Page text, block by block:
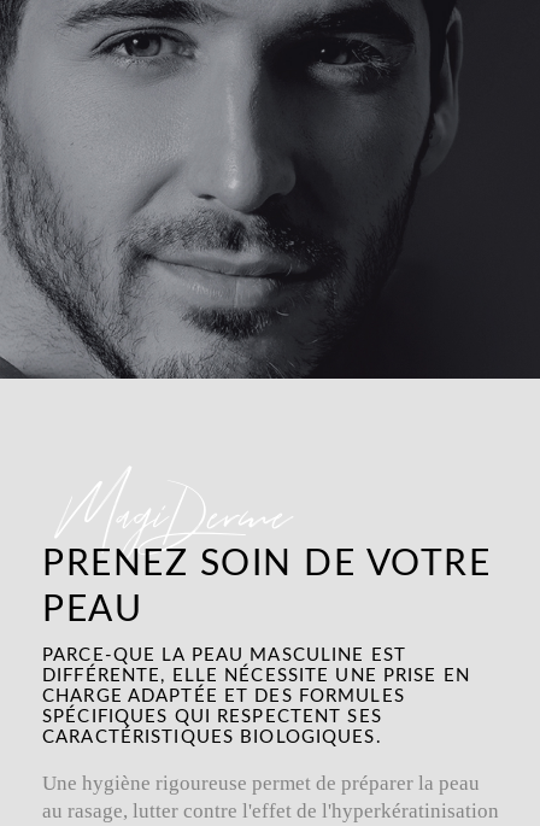
MagiDerme
PRENEZ SOIN DE VOTRE
PEAU
PARCE-QUE LA PEAU MASCULINE EST
DIFFÉRENTE, ELLE NÉCESSITE UNE PRISE EN
CHARGE ADAPTÉE ET DES FORMULES
SPÉCIFIQUES QUI RESPECTENT SES
CARACTÉRISTIQUES BIOLOGIQUES.
Une hygiène rigoureuse permet de préparer la peau
au rasage, lutter contre l'effet de l'hyperkératinisation